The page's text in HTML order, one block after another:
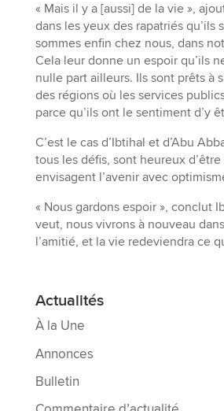
« Mais il y a [aussi] de la vie »,
dans les yeux des rapatriés qu’ils
sommes enfin chez nous, dans
Cela leur donne un espoir qu’ils
nulle part ailleurs. Ils sont prêts à
des régions où les services
parce qu’ils ont le sentiment d’y
C’est le cas d’Ibtihal et d’Abu
tous les défis, sont heureux
envisagent l’avenir avec
« Nous gardons espoir », conclut
veut, nous vivrons à nouveau
l’amitié, et la vie redeviendra ce
Actualités
À la Une
Annonces
Bulletin